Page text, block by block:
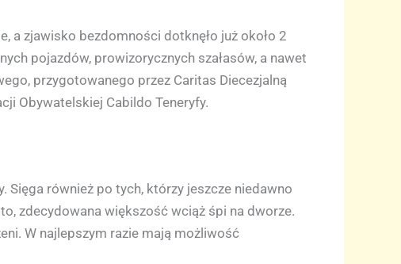
a zjawisko bezdomności dotknęło już około 2
pojazdów, prowizorycznych szałasów, a nawet
przygotowanego przez Caritas Diecezjalną
Obywatelskiej Cabildo Teneryfy.
Sięga również po tych, którzy jeszcze niedawno
zdecydowana większość wciąż śpi na dworze.
W najlepszym razie mają możliwość